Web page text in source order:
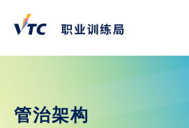
管治架构